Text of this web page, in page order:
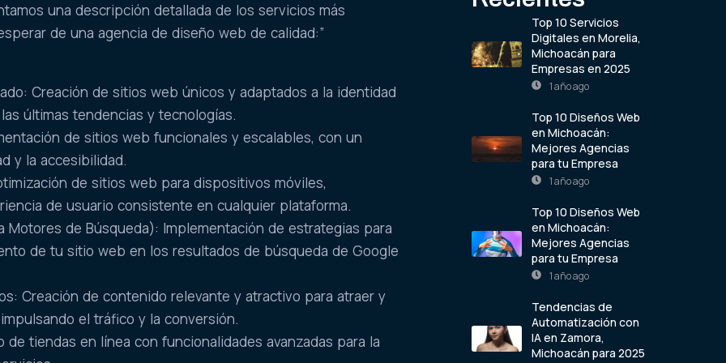
una descripción detallada de los servicios más
de una agencia de diseño web de calidad:”
Creación de sitios web únicos y adaptados a la identidad
últimas tendencias y tecnologías.
de sitios web funcionales y escalables, con un
y la accesibilidad.
de sitios web para dispositivos móviles,
de usuario consistente en cualquier plataforma.
Motores de Búsqueda): Implementación de estrategias para
de tu sitio web en los resultados de búsqueda de Google
Creación de contenido relevante y atractivo para atraer y
el tráfico y la conversión.
de tiendas en línea con funcionalidades avanzadas para la
Top 10 Servicios
Digitales en Morelia,
Michoacán para
Empresas en 2025
1 año ago
Top 10 Diseños Web
en Michoacán:
Mejores Agencias
para tu Empresa
1 año ago
Top 10 Diseños Web
en Michoacán:
Mejores Agencias
para tu Empresa
1 año ago
Tendencias de
Automatización con
IA en Zamora,
Michoacán para 2025